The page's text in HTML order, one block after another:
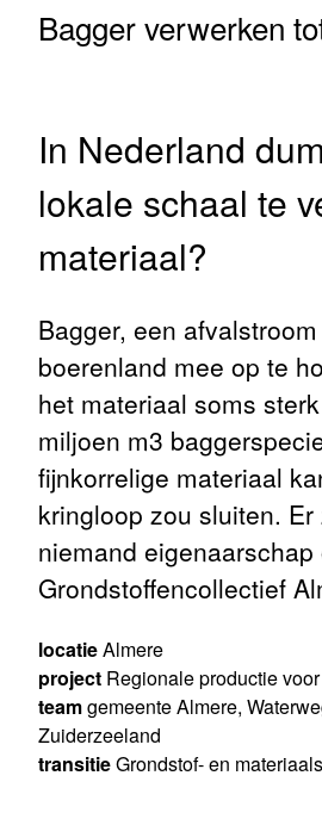
Bagger verwerken
In Nederland
lokale schaal te
materiaal?
Bagger, een
boerenland mee op te
het materiaal soms
miljoen m3
fijnkorrelige materiaal
kringloop zou sluiten.
niemand
Grondstoffencollectief
locatieAlmere
project Regionale productie
teamgemeente Almere,
Zuiderzeeland
transitieGrondstof- en